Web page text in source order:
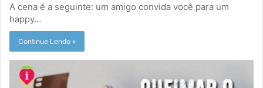
A cena é a seguinte: um amigo convida você para um
happy…
Continue Lendo »